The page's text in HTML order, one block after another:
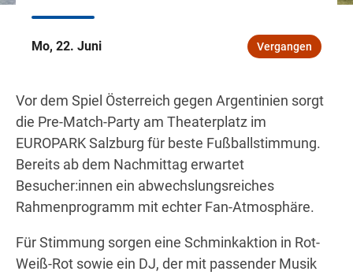
Sonderöffnungszeiten
Wegbeschreibung erhalten
Mo, 22. Juni Vergangen
Vor dem Spiel Österreich gegen Argentinien sorgt
die Pre-Match-Party am Theaterplatz im
EUROPARK Salzburg für beste Fußballstimmung.
Bereits ab dem Nachmittag erwartet
Besucher:innen ein abwechslungsreiches
Rahmenprogramm mit echter Fan-Atmosphäre.
Für Stimmung sorgen eine Schminkaktion in Rot-
Weiß-Rot sowie ein DJ, der mit passender Musik